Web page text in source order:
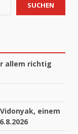
SUCHEN
allem richtig
einem